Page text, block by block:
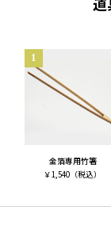
金箔専用竹箸
￥1,540 （税込）